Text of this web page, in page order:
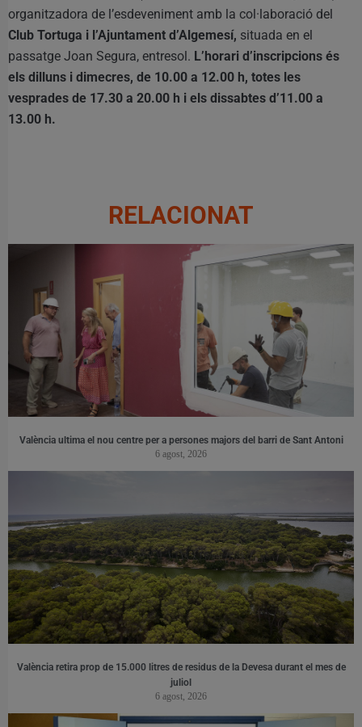
organitzadora de l’esdeveniment amb la col·laboració del
Club Tortuga i l’Ajuntament d’Algemesí, situada en el
passatge Joan Segura, entresol. L’horari d’inscripcions és
els dilluns i dimecres, de 10.00 a 12.00 h, totes les
vesprades de 17.30 a 20.00 h i els dissabtes d’11.00 a
13.00 h.
RELACIONAT
València ultima el nou centre per a persones majors del barri de Sant Antoni
6 agost, 2026
València retira prop de 15.000 litres de residus de la Devesa durant el mes de
juliol
6 agost, 2026